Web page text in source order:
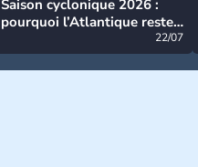
Saison cyclonique 2026 :
pourquoi l’Atlantique reste
22/07